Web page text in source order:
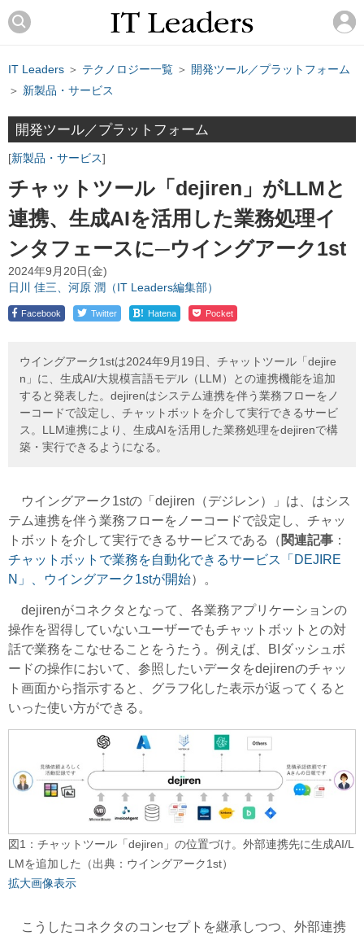
IT Leaders ＞ テクノロジー一覧 ＞ 開発ツール／プラットフォーム
＞ 新製品・サービス
開発ツール／プラットフォーム
新製品・サービス
チャットツール「dejiren」がLLMと
連携、生成AIを活用した業務処理イ
ンタフェースに─ウイングアーク1st
2024年9月20日(金)
日川 佳三、河原 潤（IT Leaders編集部）
Facebook Twitter ! Hatena Pocket
ウイングアーク1stは2024年9月19日、チャットツール「dejire
n」に、生成AI/大規模言語モデル（LLM）との連携機能を追加
すると発表した。dejirenはシステム連携を伴う業務フローをノ
ーコードで設定し、チャットボットを介して実行できるサービ
ス。LLM連携により、生成AIを活用した業務処理をdejirenで構
築・実行できるようになる。
ウイングアーク1stの「dejiren （デジレン）
」は、はシス
テム連携を伴う業務フローをノーコードで設定し、チャッ
トボットを介して実行できるサービスである（ 関連記事 ：
チャットボットで業務を自動化できるサービス「DEJIRE
N」、ウイングアーク1stが開始）。
dejirenがコネクタとなって、各業務アプリケーションの
操作を習得していないユーザーでもチャットボットとの対
話で業務をこなせることをうたう。例えば、BIダッシュボ
ードの操作において、参照したいデータをdejirenのチャッ
ト画面から指示すると、グラフ化した表示が返ってくると
いった使い方ができる。
図1：チャットツール「dejiren」の位置づけ。外部連携先に生成AI/L
LMを追加した（出典：ウイングアーク1st）
拡大画像表示
こうしたコネクタのコンセプトを継承しつつ、外部連携